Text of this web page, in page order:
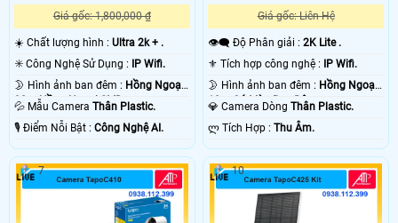
Giá gốc: 1,800,000 ₫
☀️ Chất lượng hình : Ultra 2k + .
✳️ Công Nghệ Sử Dụng : IP Wifi.
🌛 Hình ảnh ban đêm : Hồng Ngoại
30m Hồng Ngoại SMD.
💦 Mẫu Camera Thân Plastic.
️🎙 Điểm Nỗi Bật : Công Nghệ AI.
Giá gốc: Liên Hệ
👁️‍🗨 Độ Phân giải :2K Lite .
⚜️ Tích hợp công nghệ : IP Wifi.
🌛 Hình ảnh ban đêm : Hồng Ngoại
10m Có Màu Ban Ðêm.
💎 Camera DòngThân Plastic.
️ლ Tích Hợp :Thu Âm.
7 10